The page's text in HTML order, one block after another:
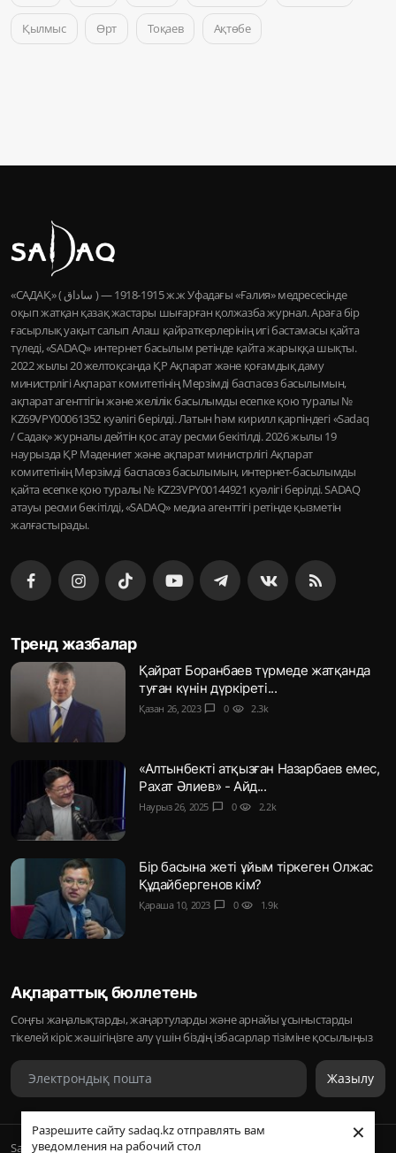
Разрешите сайту sadaq.kz отправлять вам
уведомления на рабочий стол
×
Қылмыс Өрт Тоқаев Ақтөбе
«САДАҚ» ( ساداق ) — 1915-1918 ж.ж Уфадағы «Ғалия» медресесінде
оқып жатқан қазақ жастары шығарған қолжазба журнал. Араға бір
ғасырлық уақыт салып Алаш қайраткерлерінің игі бастамасы қайта
түледі, «SADAQ» интернет басылым ретінде қайта жарыққа шықты.
2022 жылы 20 желтоқсанда ҚР Ақпарат және қоғамдық даму
министрлігі Ақпарат комитетінің Мерзімді баспасөз басылымын,
ақпарат агенттігін және желілік басылымды есепке қою туралы №
KZ69VPY00061352 куәлігі берілді. Латын һәм кирилл қарпіндегі «Sadaq
/ Садақ» журналы дейтін қос атау ресми бекітілді. 2026 жылы 19
наурызда ҚР Мәдениет және ақпарат министрлігі Ақпарат
комитетінің Мерзімді баспасөз басылымын, интернет-басылымды
қайта есепке қою туралы № KZ23VPY00144921 куәлігі берілді. SADAQ
атауы ресми бекітілді, «SADAQ» медиа агенттігі ретінде қызметін
жалғастырады.
Тренд жазбалар
Қайрат Боранбаев түрмеде жатқанда
туған күнін дүркіреті...
Қазан 26, 2023 chat_bubble 0 visibility 2.3k
«Алтынбекті атқызған Назарбаев емес,
Рахат Әлиев» - Айд...
Наурыз 26, 2025 chat_bubble 0 visibility 2.2k
Бір басына жеті ұйым тіркеген Олжас
Құдайбергенов кім?
Қараша 10, 2023 chat_bubble 0 visibility 1.9k
Ақпараттық бюллетень
Соңғы жаңалықтарды, жаңартуларды және арнайы ұсыныстарды
тікелей кіріс жәшігіңізге алу үшін біздің ізбасарлар тізіміне қосылыңыз
Жазылу
Sadaq © 2026, Inc. | ᛢᚣᚦᚣᛟ | Барлық құқықтары қорғалған